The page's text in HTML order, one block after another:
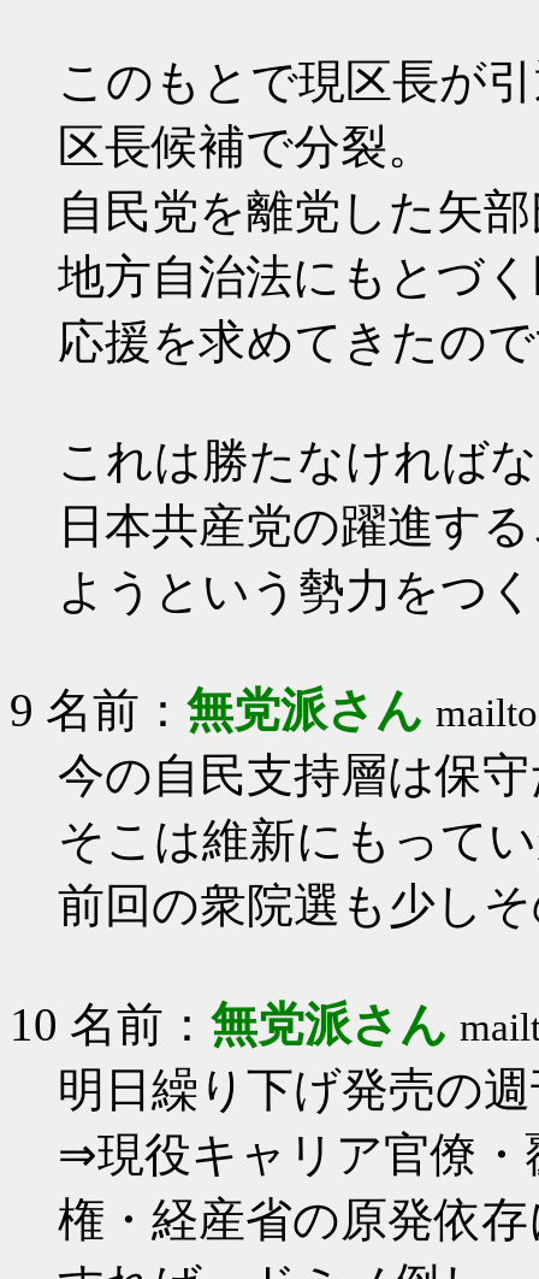
このもとで現区長が
区長候補で分裂。
自民党を離党した矢
地方自治法にもとづ
応援を求めてきたの
これは勝たなければ
日本共産党の躍進す
ようという勢力をつ
9 名前： 無党派さん
今の自民支持層は保
そこは維新にもって
前回の衆院選も少し
10 名前： 無党派さん
明日繰り下げ発売の
⇒現役キャリア官僚・
権・経産省の原発依